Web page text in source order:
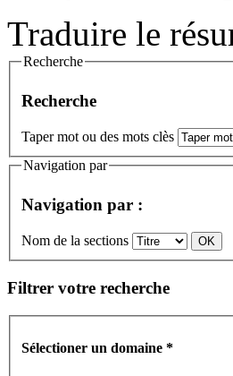
Traduire le
Recherche
Recherche
Taper mot ou des mots clès
Navigation par
Navigation par :
Nom de la sections
Filtrer votre recherche
Sélectioner un domaine *